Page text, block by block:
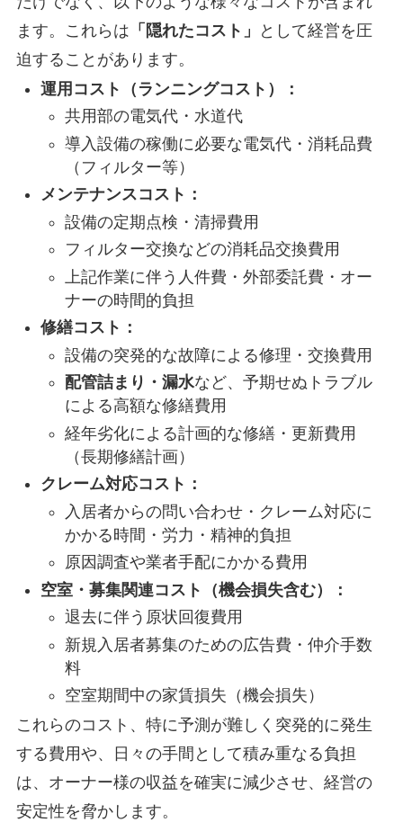
ます。これらは 「隠れたコスト」
として経営を圧
迫することがあります。
運用コスト（ランニングコスト）：
共用部の電気代・水道代
導入設備の稼働に必要な電気代・消耗品費
（フィルター等）
メンテナンスコスト：
設備の定期点検・清掃費用
フィルター交換などの消耗品交換費用
上記作業に伴う人件費・外部委託費・オー
ナーの時間的負担
修繕コスト：
設備の突発的な故障による修理・交換費用
配管詰まり・漏水など、予期せぬトラブル
による高額な修繕費用
経年劣化による計画的な修繕・更新費用
（長期修繕計画）
クレーム対応コスト：
入居者からの問い合わせ・クレーム対応に
かかる時間・労力・精神的負担
原因調査や業者手配にかかる費用
空室・募集関連コスト（機会損失含む）：
退去に伴う原状回復費用
新規入居者募集のための広告費・仲介手数
料
空室期間中の家賃損失（機会損失）
これらのコスト、特に予測が難しく突発的に発生
する費用や、日々の手間として積み重なる負担
は、オーナー様の収益を確実に減少させ、経営の
安定性を脅かします。